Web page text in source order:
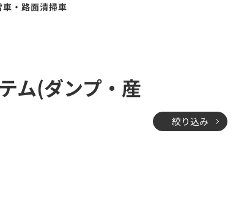
・路面清掃車
ム(ダンプ・産
絞り込み